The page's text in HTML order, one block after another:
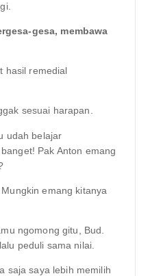
gesa, membawa
hasil remedial
sesuai harapan.
udah belajar
Pak Anton emang
emang kitanya
ngomong gitu, Bud.
peduli sama nilai.
saja saya lebih memilih